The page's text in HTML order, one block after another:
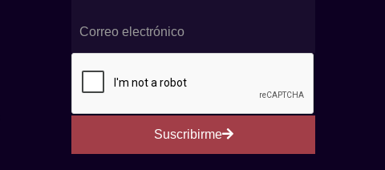
Suscribirme